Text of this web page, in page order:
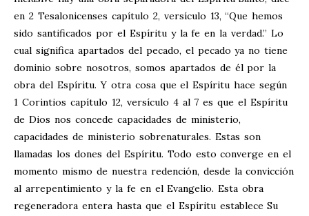
en 2 Tesalonicenses capítulo 2, versículo 13, “Que hemos
sido santificados por el Espíritu y la fe en la verdad.” Lo
cual significa apartados del pecado, el pecado ya no tiene
dominio sobre nosotros, somos apartados de él por la
obra del Espíritu. Y otra cosa que el Espíritu hace según
1 Corintios capítulo 12, versículo 4 al 7 es que el Espíritu
de Dios nos concede capacidades de ministerio,
capacidades de ministerio sobrenaturales. Estas son
llamadas los dones del Espíritu. Todo esto converge en el
momento mismo de nuestra redención, desde la convicción
al arrepentimiento y la fe en el Evangelio. Esta obra
regeneradora entera hasta que el Espíritu establece Su